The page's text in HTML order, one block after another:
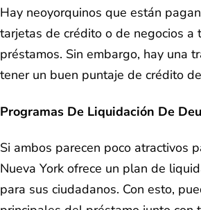
Hay neoyorquinos que están
tarjetas de crédito o de negocios a
préstamos. Sin embargo, hay una
tener un buen puntaje de crédito
Programas De Liquidación De
Si ambos parecen poco atractivos
Nueva York ofrece un plan de
para sus ciudadanos. Con esto,